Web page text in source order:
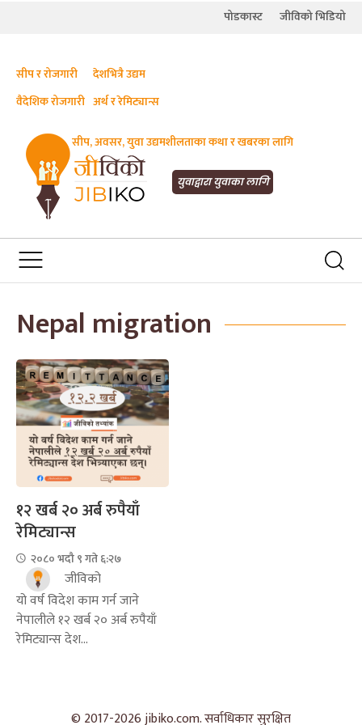
पोडकास्ट जीविको भिडियो
युवाद्वारा युवाका लागि
JIBIKO.COM
तपाईंको जीविकाको साथी
सीप, अवसर, युवा उद्यमशीलताका कथा र खबरका लागि
सीप र रोजगारी
देशभित्रै उद्यम
वैदेशिक रोजगारी अर्थ र रेमिट्यान्स
Nepal migration
१२ खर्ब २० अर्ब रुपैयाँ
रेमिट्यान्स
२०८० भदौ ९ गते ६:२७
जीविको
यो वर्ष विदेश काम गर्न जाने
नेपालीले १२ खर्ब २० अर्ब रुपैयाँ
रेमिट्यान्स देश...
© 2017-2026 jibiko.com. सर्वाधिकार सुरक्षित